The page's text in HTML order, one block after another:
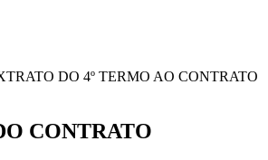
DO 4º TERMO AO CONTRATO
CONTRATO​